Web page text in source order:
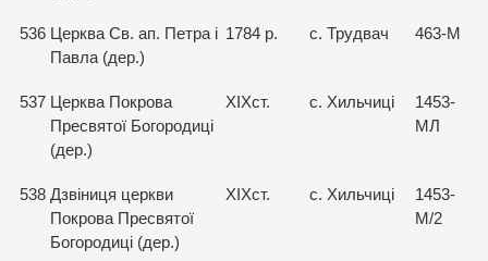
536 Церква Св. ап. Петра і
Павла (дер.)
1784 р. с. Трудвач 463-М
537 Церква Покрова
Пресвятої Богородиці
(дер.)
ХІХст. с. Хильчиці
1453-
МЛ
538 Дзвіниця церкви
Покрова Пресвятої
Богородиці (дер.)
ХІХст. с. Хильчиці
1453-
М/2